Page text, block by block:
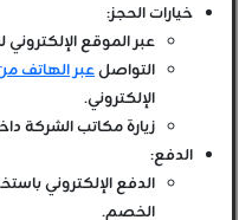
خيارات الحجز:
عبر الموقع
التواصلعبر الهاتف
الإلكتروني.
زيارة مكاتب الشركة
الدفع:
الدفع الإلكتروني
الخصم.